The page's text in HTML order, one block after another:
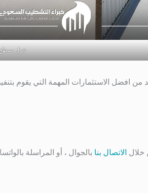
عزل سطح
افضل الاستثمارات المهمة التي يقوم
خلال الاتصال بنا بالجوال ، أو المراسلة